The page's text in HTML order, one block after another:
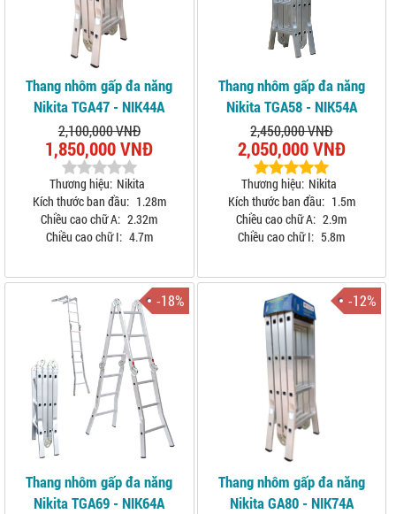
Thang nhôm gấp đa năng
Nikita TGA47 - NIK44A
2,100,000 VNĐ
1,850,000 VNĐ
Thương hiệu: Nikita
Kích thước ban đầu: 1.28m
Chiều cao chữ A: 2.32m
Chiều cao chữ I: 4.7m
Thang nhôm gấp đa năng
Nikita TGA58 - NIK54A
2,450,000 VNĐ
2,050,000 VNĐ
Thương hiệu: Nikita
Kích thước ban đầu: 1.5m
Chiều cao chữ A: 2.9m
Chiều cao chữ I: 5.8m
-18%
Thang nhôm gấp đa năng
Nikita TGA69 - NIK64A
-12%
Thang nhôm gấp đa năng
Nikita GA80 - NIK74A